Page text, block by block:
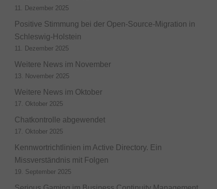
11. Dezember 2025
Positive Stimmung bei der Open-Source-Migration in
Schleswig-Holstein
11. Dezember 2025
Weitere News im November
13. November 2025
Weitere News im Oktober
17. Oktober 2025
Chatkontrolle abgewendet
17. Oktober 2025
Kennwortrichtlinien im Active Directory. Ein
Missverständnis mit Folgen
19. September 2025